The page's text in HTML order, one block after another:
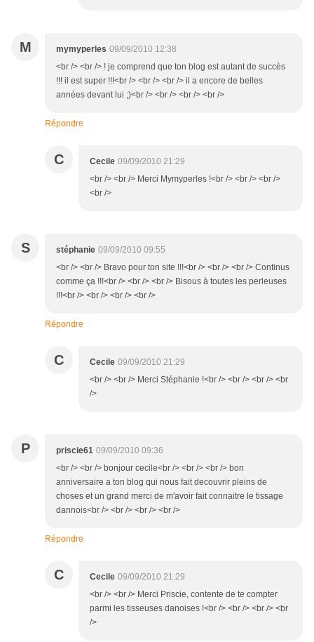
M mymyperles 09/09/2010 12:38
<br /> <br /> ! je comprend que ton blog est autant de succès
!!! il est super !!!<br /> <br /> <br /> il a encore de belles
années devant lui ;)<br /> <br /> <br /> <br />
Répondre
C Cecile 09/09/2010 21:29
<br /> <br /> Merci Mymyperles !<br /> <br /> <br />
<br />
S stéphanie 09/09/2010 09:55
<br /> <br /> Bravo pour ton site !!!<br /> <br /> <br /> Continus
comme ça !!!<br /> <br /> <br /> Bisous à toutes les perleuses
!!!<br /> <br /> <br /> <br />
Répondre
C Cecile 09/09/2010 21:29
<br /> <br /> Merci Stéphanie !<br /> <br /> <br /> <br
/>
P priscie61 09/09/2010 09:36
<br /> <br /> bonjour cecile<br /> <br /> <br /> bon
anniversaire a ton blog qui nous fait decouvrir pleins de
choses et un grand merci de m'avoir fait connaitre le tissage
dannois<br /> <br /> <br /> <br />
Répondre
C Cecile 09/09/2010 21:29
<br /> <br /> Merci Priscie, contente de te compter
parmi les tisseuses danoises !<br /> <br /> <br /> <br
/>